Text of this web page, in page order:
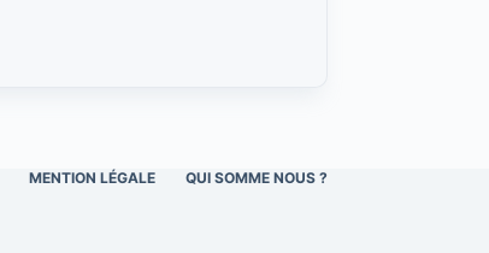
MENTION LÉGALE QUI SOMME NOUS ?